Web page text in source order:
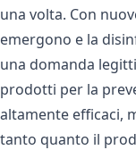
una volta. Con
emergono e la
una domanda
prodotti per la
altamente efficaci,
tanto quanto il